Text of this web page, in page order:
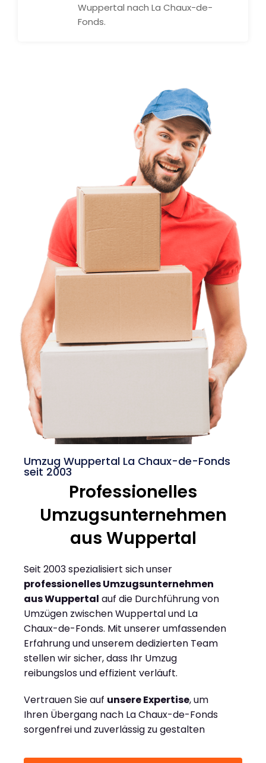
Wuppertal nach La Chaux-de-
Fonds.
Umzug Wuppertal La Chaux-de-Fonds
seit 2003
Professionelles
Umzugsunternehmen
aus Wuppertal
Seit 2003 spezialisiert sich unser
professionelles Umzugsunternehmen
aus Wuppertal auf die Durchführung von
Umzügen zwischen Wuppertal und La
Chaux-de-Fonds. Mit unserer umfassenden
Erfahrung und unserem dedizierten Team
stellen wir sicher, dass Ihr Umzug
reibungslos und effizient verläuft.
Vertrauen Sie auf unsere Expertise, um
Ihren Übergang nach La Chaux-de-Fonds
sorgenfrei und zuverlässig zu gestalten